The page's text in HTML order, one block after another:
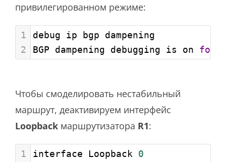
привилегированном режиме:
1
debug ip bgp dampening
2
BGP dampening debugging is on for
Чтобы смоделировать нестабильный
маршрут, деактивируем интерфейс
Loopback маршрутизатора R1:
1 interface Loopback 0